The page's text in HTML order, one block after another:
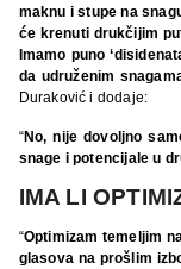
maknu i stupe na
će krenuti drukčijim
Imamo puno
da udruženim
Duraković i dodaje:
“No, nije dovoljno
snage i potencijale u
IMA LI
“Optimizam temeljim
glasova na prošlim